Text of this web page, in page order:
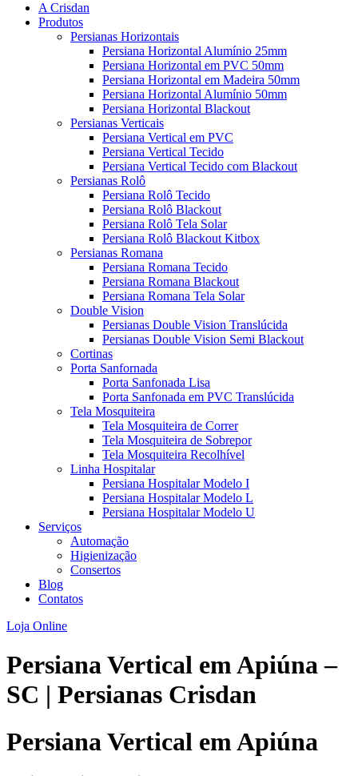
A Crisdan
Produtos
Persianas Horizontais
Persiana Horizontal Alumínio 25mm
Persiana Horizontal em PVC 50mm
Persiana Horizontal em Madeira 50mm
Persiana Horizontal Alumínio 50mm
Persiana Horizontal Blackout
Persianas Verticais
Persiana Vertical em PVC
Persiana Vertical Tecido
Persiana Vertical Tecido com Blackout
Persianas Rolô
Persiana Rolô Tecido
Persiana Rolô Blackout
Persiana Rolô Tela Solar
Persiana Rolô Blackout Kitbox
Persianas Romana
Persiana Romana Tecido
Persiana Romana Blackout
Persiana Romana Tela Solar
Double Vision
Persianas Double Vision Translúcida
Persianas Double Vision Semi Blackout
Cortinas
Porta Sanfornada
Porta Sanfonada Lisa
Porta Sanfonada em PVC Translúcida
Tela Mosquiteira
Tela Mosquiteira de Correr
Tela Mosquiteira de Sobrepor
Tela Mosquiteira Recolhível
Linha Hospitalar
Persiana Hospitalar Modelo I
Persiana Hospitalar Modelo L
Persiana Hospitalar Modelo U
Serviços
Automação
Higienização
Consertos
Blog
Contatos
Loja Online
Persiana Vertical em Apiúna –
SC | Persianas Crisdan
Persiana Vertical em Apiúna